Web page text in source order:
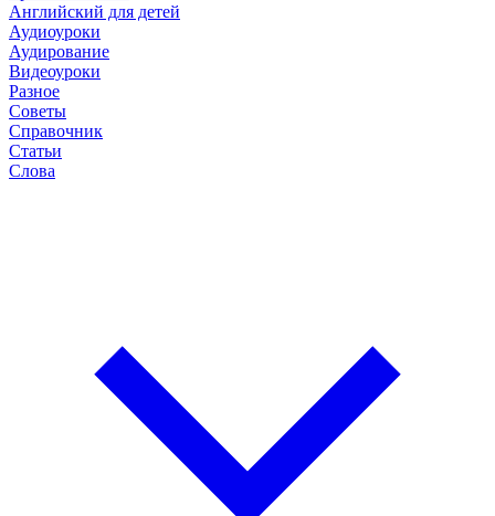
Английский для детей
Аудиоуроки
Аудирование
Видеоуроки
Разное
Советы
Справочник
Статьи
Слова